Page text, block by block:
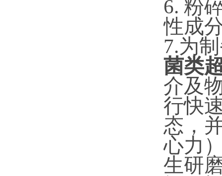
6. 粉
性成
7.为
菌类
介及
行快
态，
心力
生研